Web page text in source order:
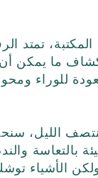
تمتد
ما يمكن
للوراء
الليل،
بالتعاسة
الأشياء